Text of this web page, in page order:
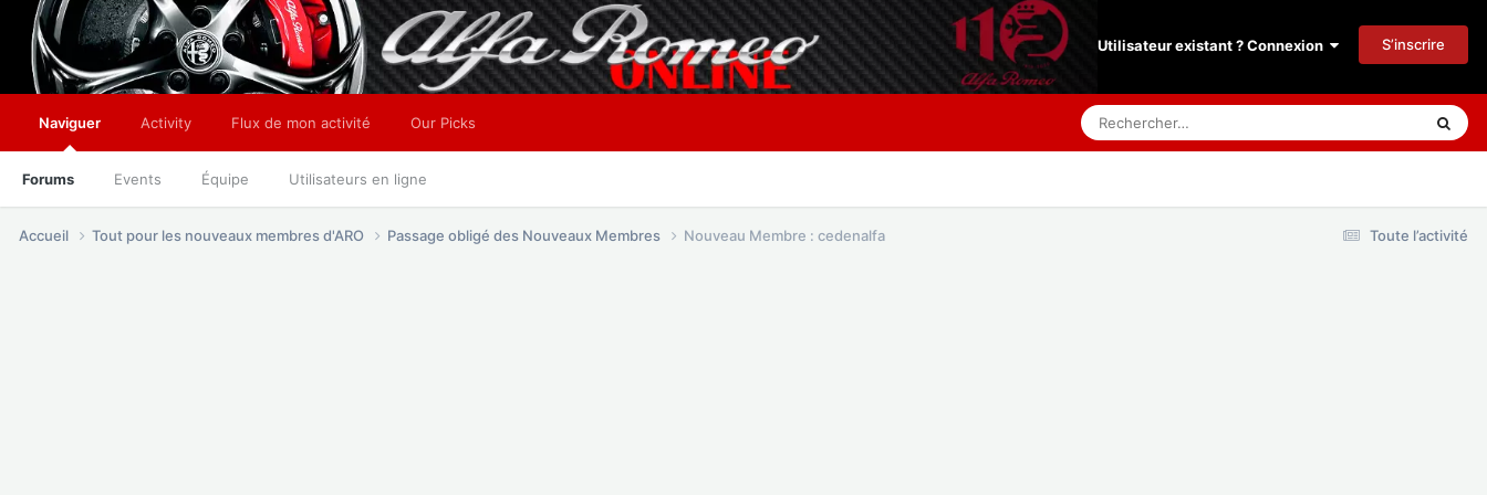
Utilisateur existant ? Connexion S’inscrire
Naviguer
Forums Events Équipe Utilisateurs en ligne
Activity Flux de mon activité Our Picks
Toute l’activité
Accueil Tout pour les nouveaux membres d'ARO Passage obligé des Nouveaux Membres Nouveau Membre : cedenalfa